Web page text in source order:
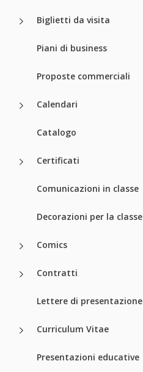
Biglietti da visita
Piani di business
Proposte commerciali
Calendari
Catalogo
Certificati
Comunicazioni in classe
Decorazioni per la classe
Comics
Contratti
Lettere di presentazione
Curriculum Vitae
Presentazioni educative